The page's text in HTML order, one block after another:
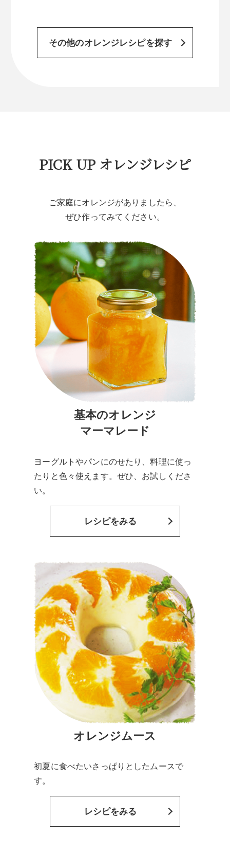
その他のオレンジレシピを探す
PICK UP オレンジレシピ
ご家庭にオレンジがありましたら、
ぜひ作ってみてください。
基本のオレンジ
マーマレード
ヨーグルトやパンにのせたり、料理に使っ
たりと色々使えます。ぜひ、お試しくださ
い。
レシピをみる
オレンジムース
初夏に食べたいさっぱりとしたムースで
す。
レシピをみる